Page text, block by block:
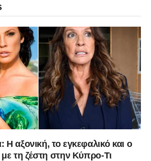
αξονική, το εγκεφαλικό και ο
τη ζέστη στην Κύπρο-Τι